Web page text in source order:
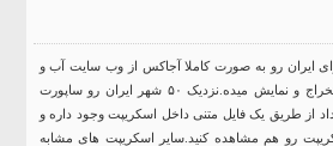
ایران رو به صورت کاملا آجاکس از وب سایت آب و
هوای جهانی weather.com استخراج و نمایش میده.نزدیک ۵۰ شهر ایران رو ساپورت
از طریق یک فایل متنی داخل اسکریپت وجود داره و
رو هم مشاهده کنید.سایر اسکریپت های مشابه